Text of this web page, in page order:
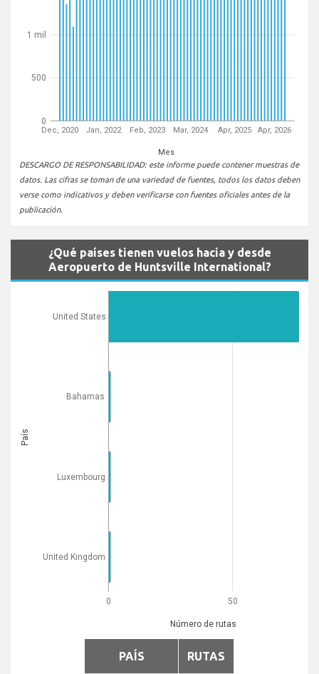
Dec, 2020 Jan, 2022 Feb, 2023 Mar, 2024 Apr, 2025 Apr, 2026
Mes
0
500
1 mil
DESCARGO DE RESPONSABILIDAD: este informe puede contener muestras de
datos. Las cifras se toman de una variedad de fuentes, todos los datos deben
verse como indicativos y deben verificarse con fuentes oficiales antes de la
publicación.
¿Qué países tienen vuelos hacia y desde
Aeropuerto de Huntsville International?
0 50
Número de rutas
United States
Bahamas
Luxembourg
United Kingdom
País
PAÍS RUTAS